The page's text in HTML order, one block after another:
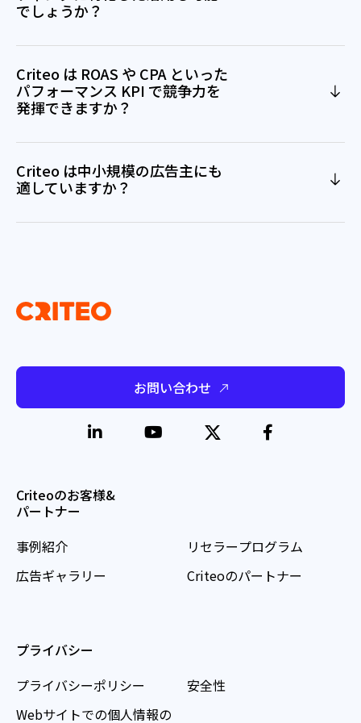
でしょうか？
Criteo は ROAS や CPA といった
パフォーマンス KPI で競争力を
発揮できますか？
Criteo は中小規模の広告主にも
適していますか？
お問い合わせ
Criteoのお客様&
パートナー
事例紹介
広告ギャラリー
リセラープログラム
Criteoのパートナー
プライバシー
プライバシーポリシー
Webサイトでの個人情報の
安全性